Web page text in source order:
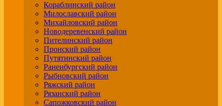
Кораблинский район
Милославский район
Михайловский район
Новодеревенский район
Пителинский район
Пронский район
Путятинский район
Раненбургский район
Рыбновский район
Ряжский район
Рязанский район
Сапожковский район